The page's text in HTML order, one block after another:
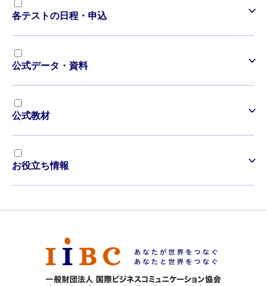
各テストの日程・申込
公式データ・資料
公式教材
お役立ち情報